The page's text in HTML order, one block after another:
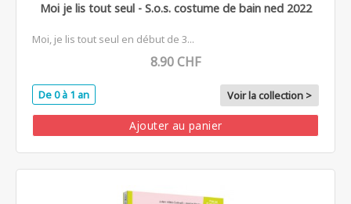
Moi je lis tout seul - S.o.s. costume de bain ned 2022
Moi, je lis tout seul en début de 3...
8.90 CHF
De 0 à 1 an Voir la collection >
Ajouter au panier